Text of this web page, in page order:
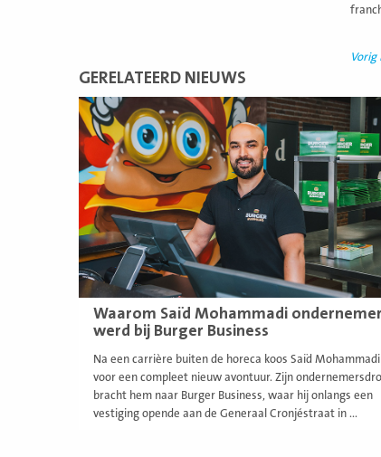
Vorig
GERELATEERD NIEUWS
Waarom Saïd Mohammadi ondernemer
werd bij Burger Business
Na een carrière buiten de horeca koos Saïd Mohammadi
voor een compleet nieuw avontuur. Zijn
bracht hem naar Burger Business, waar hij onlangs een
vestiging opende aan de Generaal Cronjéstraat in ...
Lees
meer